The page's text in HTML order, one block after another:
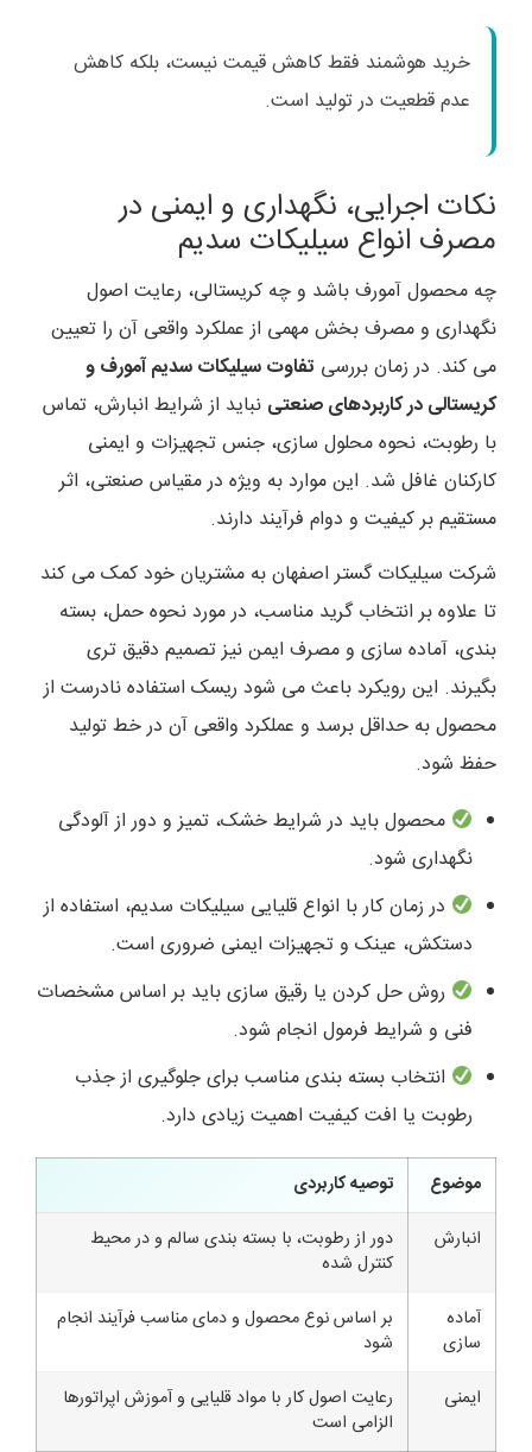
خرید هوشمند فقط کاهش قیمت نیست، بلکه کاهش
عدم قطعیت در تولید است.
نکات اجرایی، نگهداری و ایمنی در
مصرف انواع سیلیکات سدیم
چه محصول آمورف باشد و چه کریستالی، رعایت اصول
نگهداری و مصرف بخش مهمی از عملکرد واقعی آن را تعیین
می کند. در زمان بررسی تفاوت سیلیکات سدیم آمورف و
کریستالی در کاربردهای صنعتی نباید از شرایط انبارش، تماس
با رطوبت، نحوه محلول سازی، جنس تجهیزات و ایمنی
کارکنان غافل شد. این موارد به ویژه در مقیاس صنعتی، اثر
مستقیم بر کیفیت و دوام فرآیند دارند.
شرکت سیلیکات گستر اصفهان به مشتریان خود کمک می کند
تا علاوه بر انتخاب گرید مناسب، در مورد نحوه حمل، بسته
بندی، آماده سازی و مصرف ایمن نیز تصمیم دقیق تری
بگیرند. این رویکرد باعث می شود ریسک استفاده نادرست از
محصول به حداقل برسد و عملکرد واقعی آن در خط تولید
حفظ شود.
محصول باید در شرایط خشک، تمیز و دور از آلودگی
نگهداری شود.
در زمان کار با انواع قلیایی سیلیکات سدیم، استفاده از
دستکش، عینک و تجهیزات ایمنی ضروری است.
روش حل کردن یا رقیق سازی باید بر اساس مشخصات
فنی و شرایط فرمول انجام شود.
انتخاب بسته بندی مناسب برای جلوگیری از جذب
رطوبت یا افت کیفیت اهمیت زیادی دارد.
موضوع
توصیه کاربردی
انبارش
دور از رطوبت، با بسته بندی سالم و در محیط
کنترل شده
آماده
سازی
بر اساس نوع محصول و دمای مناسب فرآیند انجام
شود
ایمنی
رعایت اصول کار با مواد قلیایی و آموزش اپراتورها
الزامی است